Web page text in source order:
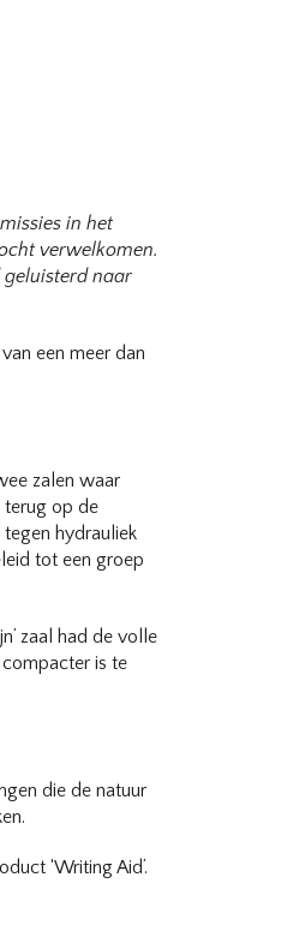
in het
verwelkomen.
naar
een meer dan
zalen waar
terug op de
hydrauliek
tot een groep
zaal had de volle
is te
die de natuur
‘Writing Aid’.